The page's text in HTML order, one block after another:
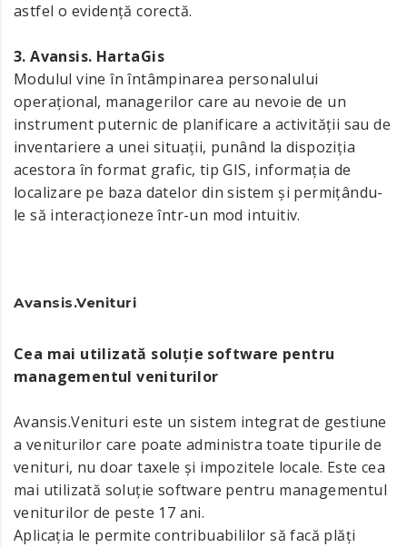
astfel o evidență corectă.
3. Avansis. HartaGis
Modulul vine în întâmpinarea personalului
operațional, managerilor care au nevoie de un
instrument puternic de planificare a activității sau de
inventariere a unei situații, punând la dispoziția
acestora în format grafic, tip GIS, informația de
localizare pe baza datelor din sistem și permițându-
le să interacționeze într-un mod intuitiv.
Avansis.Venituri
Cea mai utilizată soluție software pentru
managementul veniturilor
Avansis.Venituri este un sistem integrat de gestiune
a veniturilor care poate administra toate tipurile de
venituri, nu doar taxele și impozitele locale. Este cea
mai utilizată soluție software pentru managementul
veniturilor de peste 17 ani.
Aplicația le permite contribuabililor să facă plăți